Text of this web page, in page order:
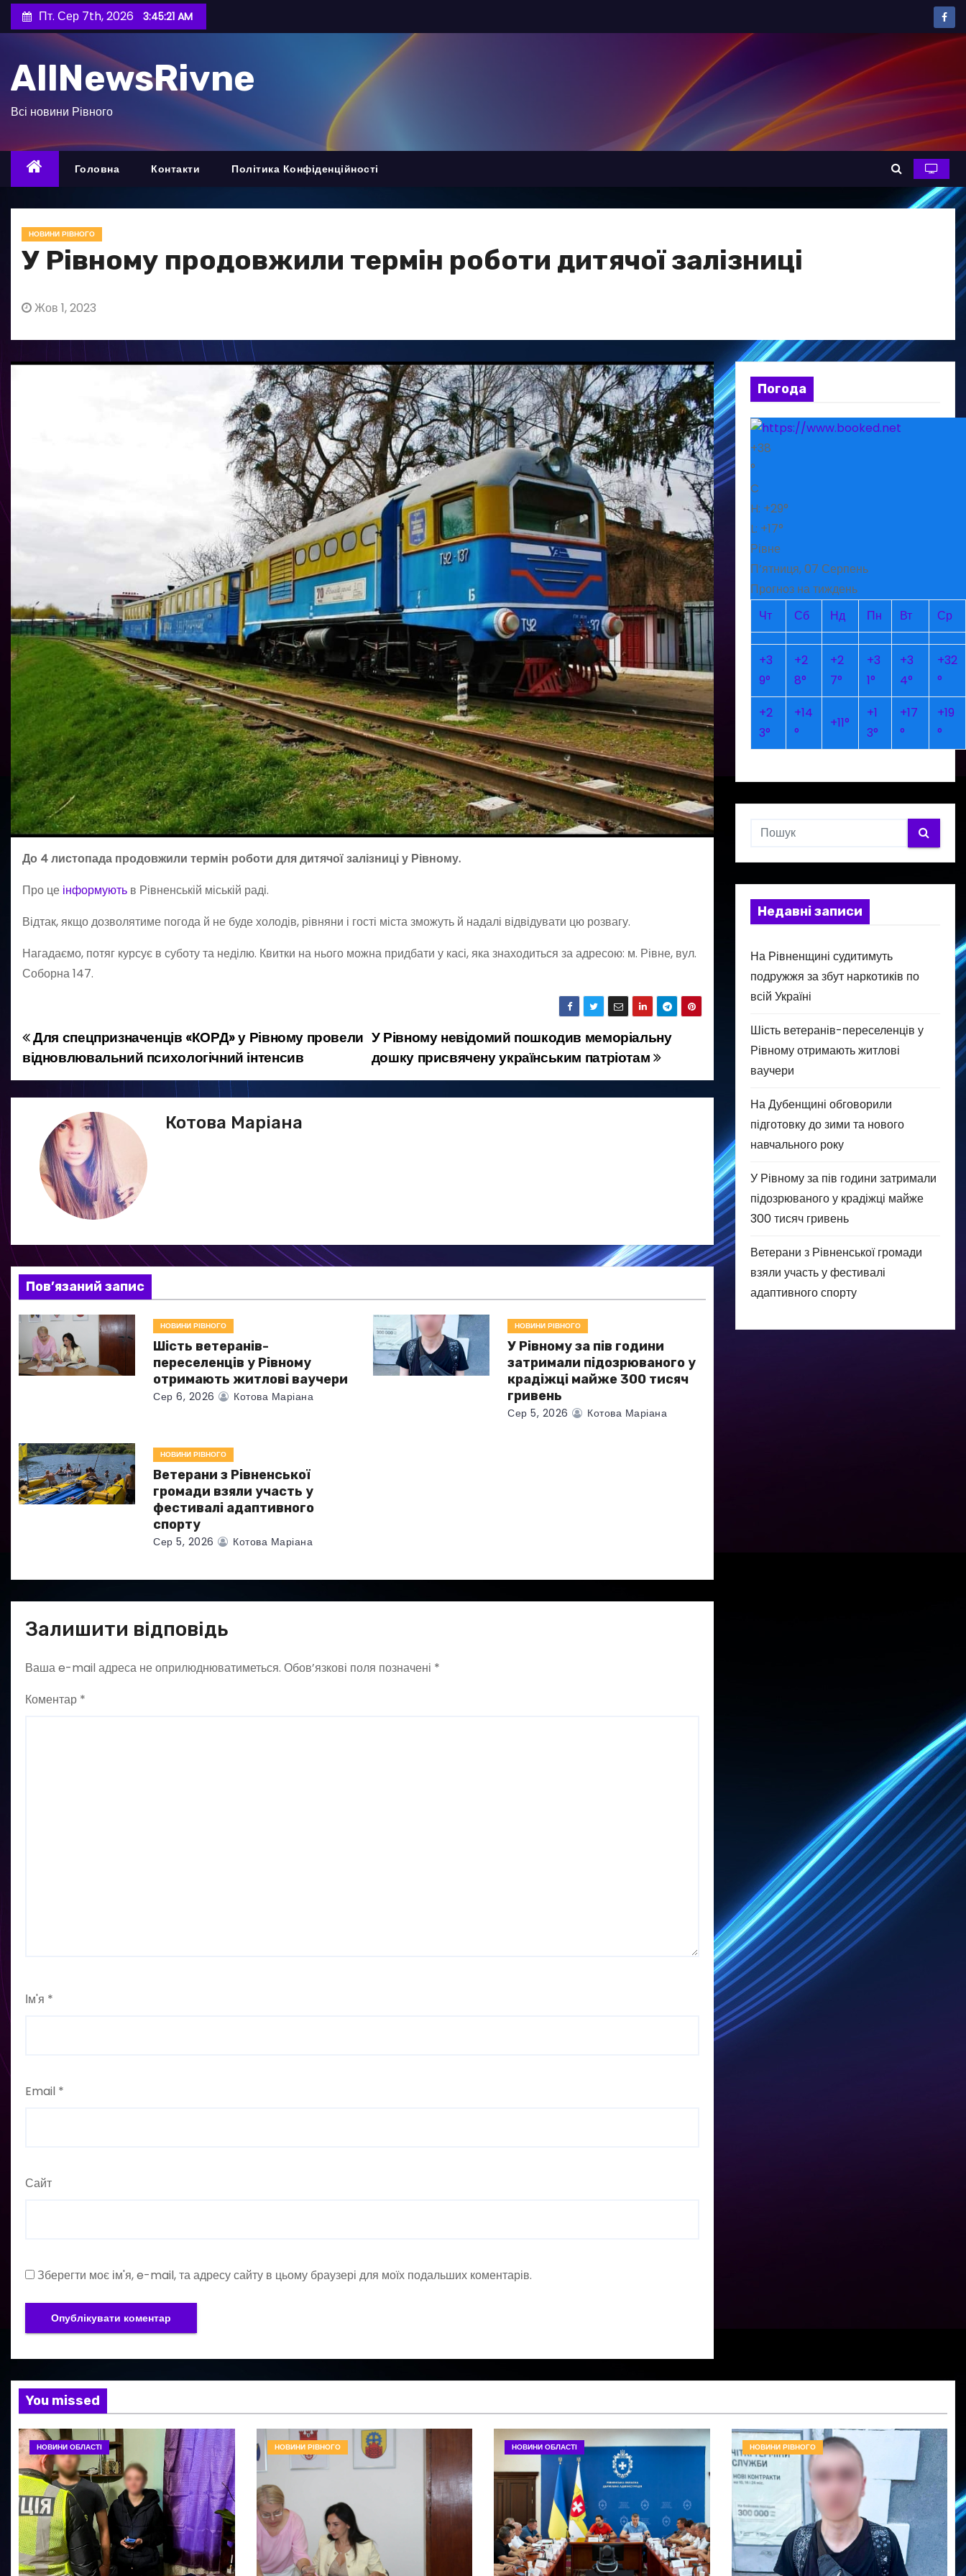
е
д
Пт. Сер 7th, 2026 3:45:23 AM
AllNewsRivne
Всі новини Рівного
Головна Контакти Політика Конфіденційності
НОВИНИ РІВНОГО
У Рівному продовжили термін роботи дитячої залізниці
Жов 1, 2023
До 4 листопада продовжили термін роботи для дитячої залізниці у Рівному.
Про це інформують в Рівненській міській раді.
Відтак, якщо дозволятиме погода й не буде холодів, рівняни і гості міста зможуть й надалі відвідувати цю розвагу.
Нагадаємо, потяг курсує в суботу та неділю. Квитки на нього можна придбати у касі, яка знаходиться за адресою: м. Рівне, вул.
Соборна 147.
Н
а
в
і
я
з
а
п
і
в
У Рівному невідомий пошкодив меморіальну
дошку присвячену українським патріотам
Для спецпризначенців «КОРД» у Рівному провели
відновлювальний психологічний інтенсив
Котова Маріана
Пов’язаний запис
НОВИНИ РІВНОГО
Шість ветеранів-
переселенців у Рівному
отримають житлові ваучери
Сер 6, 2026 Котова Маріана
НОВИНИ РІВНОГО
У Рівному за пів години
затримали підозрюваного у
крадіжці майже 300 тисяч
гривень
Сер 5, 2026 Котова Маріана
НОВИНИ РІВНОГО
Ветерани з Рівненської
громади взяли участь у
фестивалі адаптивного
спорту
Сер 5, 2026 Котова Маріана
Залишити відповідь
Ваша e-mail адреса не оприлюднюватиметься. Обов’язкові поля позначені *
Коментар *
Ім'я *
Email *
Сайт
Зберегти моє ім'я, e-mail, та адресу сайту в цьому браузері для моїх подальших коментарів.
Погода
+38
°
C
H: +29°
L: +17°
Рівне
П’ятниця, 07 Серпень
Прогноз на тиждень
Чт
Сб Нд Пн Вт Ср
+3
9°
+2
8°
+2
7°
+3
1°
+3
4°
+32
°
+2
3°
+14
°
+11°
+1
3°
+17
°
+19
°
Недавні записи
На Рівненщині судитимуть
подружжя за збут наркотиків по
всій Україні
Шість ветеранів-переселенців у
Рівному отримають житлові
ваучери
На Дубенщині обговорили
підготовку до зими та нового
навчального року
У Рівному за пів години затримали
підозрюваного у крадіжці майже
300 тисяч гривень
Ветерани з Рівненської громади
взяли участь у фестивалі
адаптивного спорту
You missed
НОВИНИ ОБЛАСТІ НОВИНИ РІВНОГО НОВИНИ ОБЛАСТІ НОВИНИ РІВНОГО